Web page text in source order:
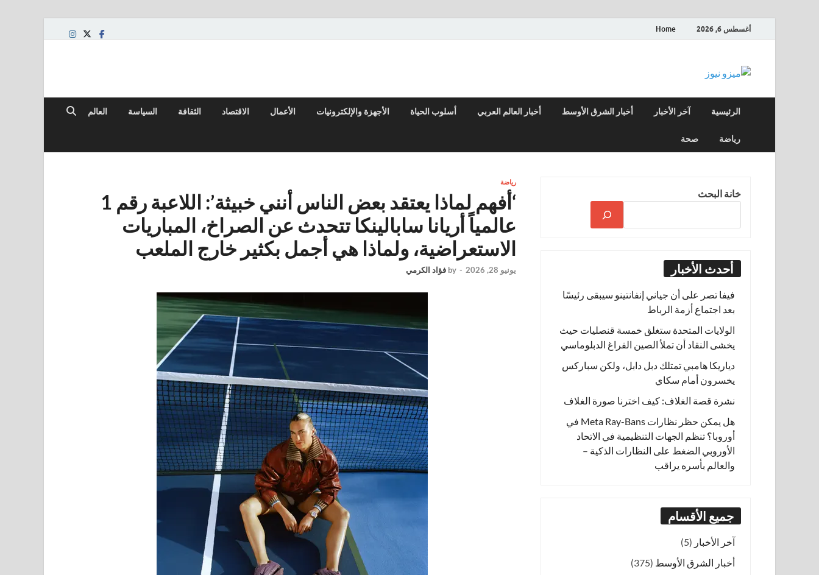
أغسطس 6, 2026 Home
ميزو نيوز
الرئيسية آخر الأخبار أخبار الشرق الأوسط أخبار العالم العربي أسلوب الحياة الأجهزة والإلكترونيات الأعمال الاقتصاد الثقافة السياسة العالم
رياضة صحة
رياضة
‘أفهم لماذا يعتقد بعض الناس أنني خبيثة’: اللاعبة رقم 1
عالمياً أريانا سابالينكا تتحدث عن الصراخ، المباريات
الاستعراضية، ولماذا هي أجمل بكثير خارج الملعب
يونيو 28, 2026 -
by فؤاد الكرمي
خانة البحث
أحدث الأخبار
فيفا تصر على أن جياني إنفانتينو سيبقى رئيسًا
بعد اجتماع أزمة الرباط
الولايات المتحدة ستغلق خمسة قنصليات حيث
يخشى النقاد أن تملأ الصين الفراغ الدبلوماسي
دياريكا هامبي تمتلك دبل دابل، ولكن سباركس
يخسرون أمام سكاي
نشرة قصة الغلاف: كيف اخترنا صورة الغلاف
هل يمكن حظر نظارات Meta Ray-Bans في
أوروبا؟ تنظم الجهات التنظيمية في الاتحاد
الأوروبي الضغط على النظارات الذكية –
والعالم بأسره يراقب
جميع الأقسام
آخر الأخبار (5)
أخبار الشرق الأوسط (375)